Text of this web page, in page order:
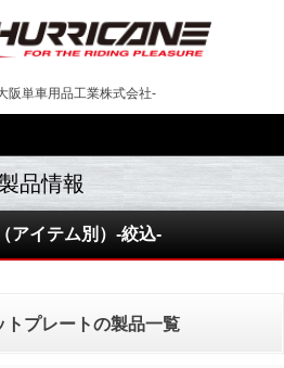
阪単車用品工業株式会社-
アイテム別）-絞込-
トプレートの製品一覧